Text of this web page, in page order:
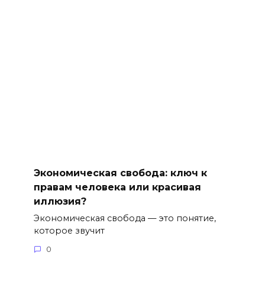
Экономическая свобода: ключ к
правам человека или красивая
иллюзия?
Экономическая свобода — это понятие,
которое звучит
0